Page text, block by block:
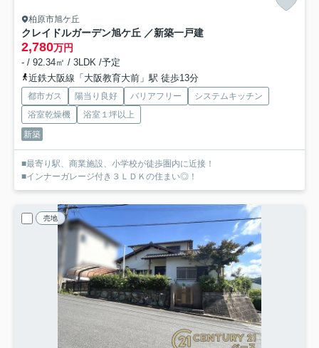
柏原市旭ケ丘
クレイドルガーデン旭ケ丘 ／新築一戸建
2,780万円
- / 92.34㎡ / 3LDK /予定
近鉄大阪線「大阪教育大前」駅 徒歩13分
都市ガス 陽当り良好 バリアフリー
システムキッチン
浴室乾燥機
浴室１坪以上
新築
■最寄り駅、商業施設、小学校が徒歩圏内に近接！
■インナーガレージ付き３ＬＤＫの住まい◎！
売地